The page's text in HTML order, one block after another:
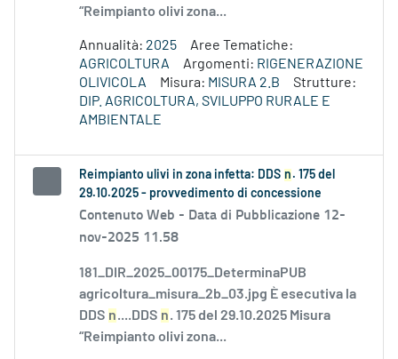
“Reimpianto olivi zona...
Annualità: 2025
Aree Tematiche:
AGRICOLTURA
Argomenti: RIGENERAZIONE
OLIVICOLA
Misura: MISURA 2.B
Strutture:
DIP. AGRICOLTURA, SVILUPPO RURALE E
AMBIENTALE
Reimpianto ulivi in zona infetta: DDS n . 175 del
29.10.2025 - provvedimento di concessione
Contenuto Web - Data di Pubblicazione 12-
nov-2025 11.58
181_DIR_2025_00175_DeterminaPUB
agricoltura_misura_2b_03.jpg È esecutiva la
DDS n....DDS n. 175 del 29.10.2025 Misura
“Reimpianto olivi zona...